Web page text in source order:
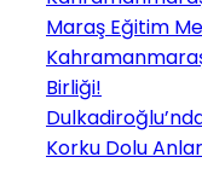
Maraş Eğitim
Birliği!
Korku Dolu